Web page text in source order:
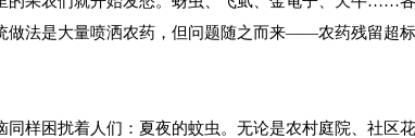
做法是大量喷洒农药，但问题随之而来——农药残留超
同样困扰着人们：夏夜的蚊虫。无论是农村庭院、社区